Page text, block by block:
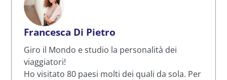
Francesca Di Pietro
Giro il Mondo e studio la personalità dei
viaggiatori!
Ho visitato 80 paesi molti dei quali da sola. Per